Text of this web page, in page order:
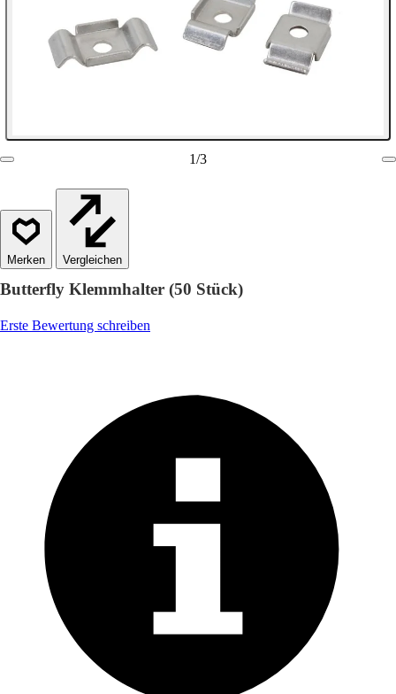
1/3
Vergleichen
Butterfly Klemmhalter (50 Stück)
Erste Bewertung schreiben